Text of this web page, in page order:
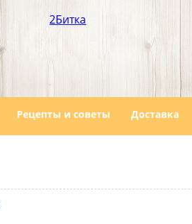
Рецепты и советы Доставка